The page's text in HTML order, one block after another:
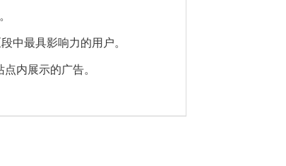
中最具影响力的用户。
内展示的广告。